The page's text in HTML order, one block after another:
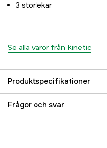
3 storlekar
Se alla varor från Kinetic
Produktspecifikationer
Färgton
Frågor och svar